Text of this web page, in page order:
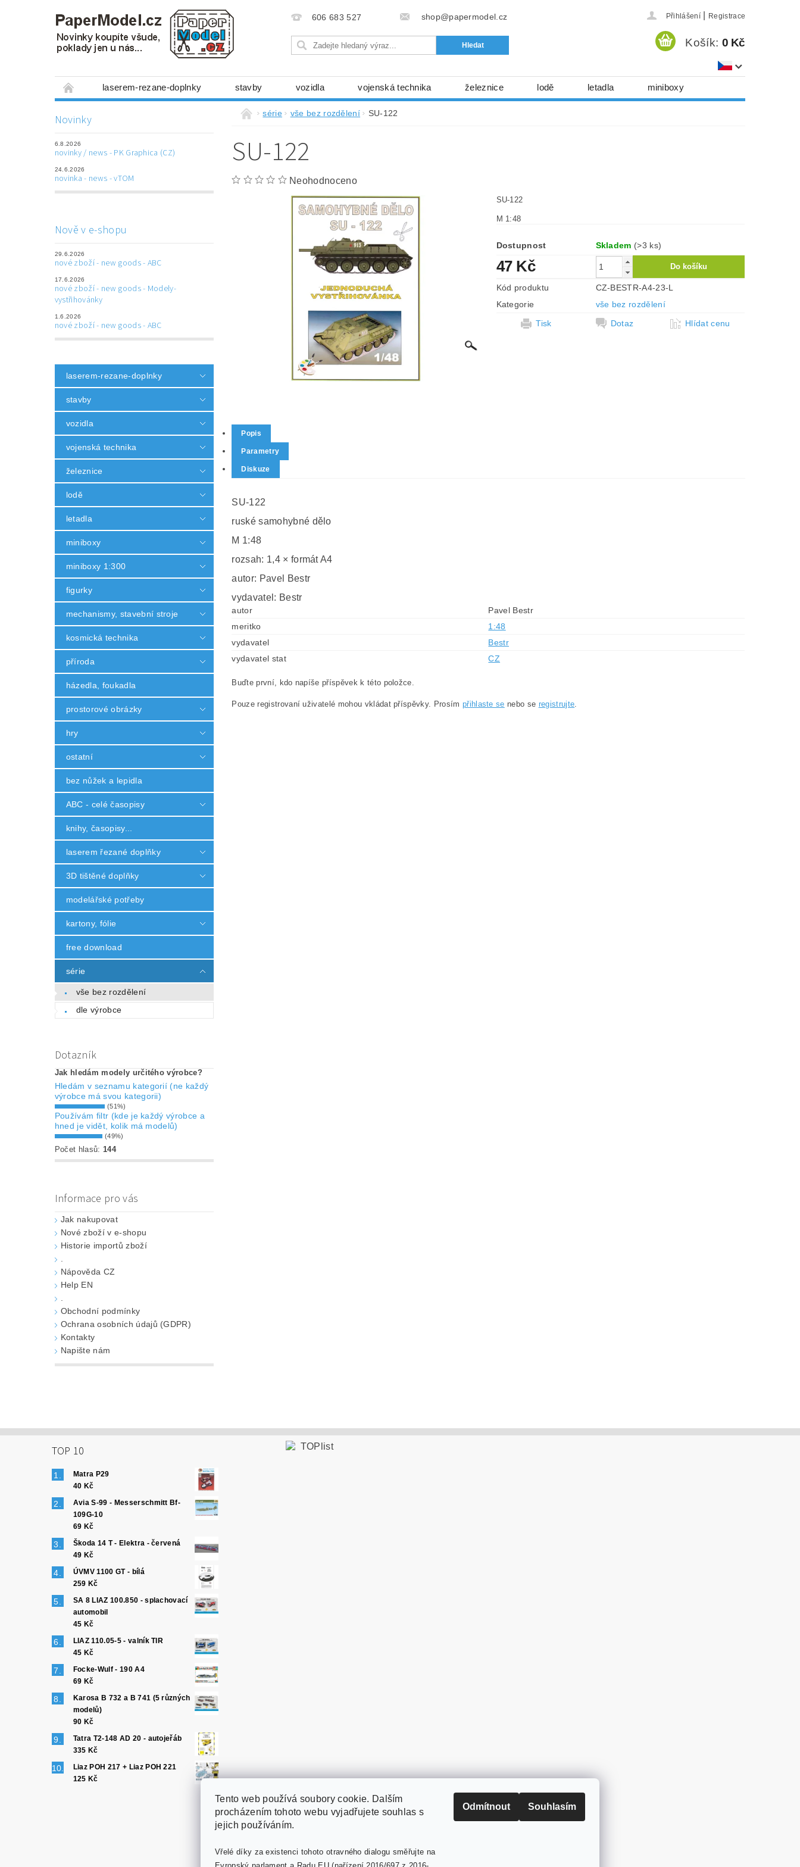
606 683 527 shop@papermodel.cz Přihlášení Registrace
Košík: 0 Kč
laserem-rezane-doplnky stavby vozidla vojenská technika železnice lodě letadla miniboxy
mechanismy, stavební stroje kosmická technika
laserem řezané doplňky 3D tištěné doplňky
Napište nám Obchodní podmínky Ochrana osobních údajů (GDPR)
Novinky
6.8.2026
novinky / news - PK Graphica (CZ)
24.6.2026
novinka - news - vTOM
Nově v e-shopu
29.6.2026
nové zboží - new goods - ABC
17.6.2026
nové zboží - new goods - Modely-
vystřihovánky
1.6.2026
nové zboží - new goods - ABC
laserem-rezane-doplnky
stavby
vozidla
vojenská technika
železnice
lodě
letadla
miniboxy
miniboxy 1:300
figurky
mechanismy, stavební stroje
kosmická technika
příroda
házedla, foukadla
prostorové obrázky
hry
ostatní
bez nůžek a lepidla
ABC - celé časopisy
knihy, časopisy...
laserem řezané doplňky
3D tištěné doplňky
modelářské potřeby
kartony, fólie
free download
série
vše bez rozdělení
dle výrobce
Dotazník
Jak hledám modely určitého výrobce?
Hledám v seznamu kategorií (ne každý
výrobce má svou kategorii)
(51%)
Používám filtr (kde je každý výrobce a
hned je vidět, kolik má modelů)
(49%)
Počet hlasů: 144
Informace pro vás
Jak nakupovat
Nové zboží v e-shopu
Historie importů zboží
Nápověda CZ
Help EN
Obchodní podmínky
Ochrana osobních údajů (GDPR)
Kontakty
Napište nám
série vše bez rozdělení SU-122
SU-122
Neohodnoceno
SU-122
M 1:48
Dostupnost Skladem (>3 ks)
47 Kč
Kód produktu
CZ-BESTR-A4-23-L
Kategorie
vše bez rozdělení
Tisk
Dotaz Hlídat cenu
Popis
Parametry
Diskuze
SU-122
ruské samohybné dělo
M 1:48
rozsah: 1,4 × formát A4
autor: Pavel Bestr
vydavatel: Bestr
autor
Pavel Bestr
meritko
1:48
vydavatel
Bestr
vydavatel stat
CZ
Buďte první, kdo napíše příspěvek k této položce.
Pouze registrovaní uživatelé mohou vkládat příspěvky. Prosím přihlaste se nebo se registrujte.
TOP 10
Matra P29
40 Kč
Avia S-99 - Messerschmitt Bf-
109G-10
69 Kč
Škoda 14 T - Elektra - červená
49 Kč
ÚVMV 1100 GT - bílá
259 Kč
SA 8 LIAZ 100.850 - splachovací
automobil
45 Kč
LIAZ 110.05-5 - valník TIR
45 Kč
Focke-Wulf - 190 A4
69 Kč
Karosa B 732 a B 741 (5 různých
modelů)
90 Kč
Tatra T2-148 AD 20 - autojeřáb
335 Kč
Liaz POH 217 + Liaz POH 221
125 Kč
PaperModel.cz
Tento web používá soubory cookie. Dalším
procházením tohoto webu vyjadřujete souhlas s
jejich používáním.
Vřelé díky za existenci tohoto otravného dialogu směřujte na
Odmítnout Souhlasím